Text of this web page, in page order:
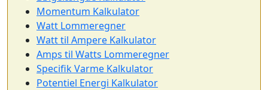
Momentum Kalkulator
Watt Lommeregner
Watt til Ampere Kalkulator
Amps til Watts Lommeregner
Specifik Varme Kalkulator
Potentiel Energi Kalkulator